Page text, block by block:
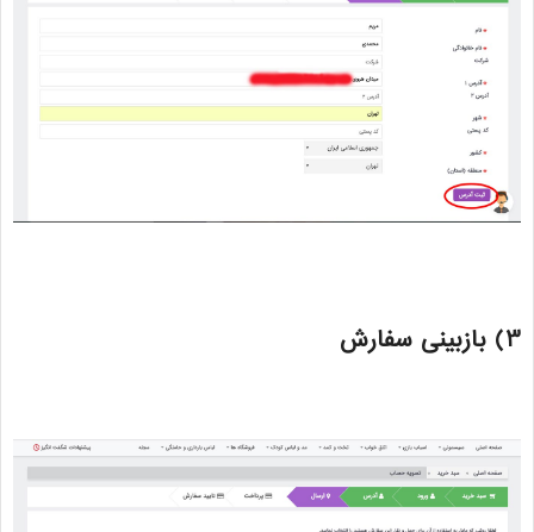
3) بازبینی سفارش